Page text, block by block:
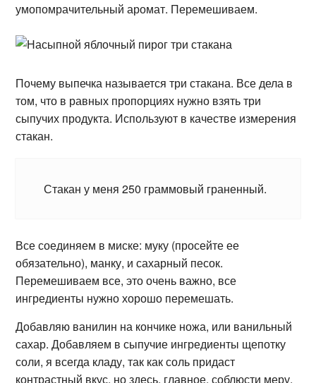
умопомрачительный аромат. Перемешиваем.
Почему выпечка называется три стакана. Все дела в
том, что в равных пропорциях нужно взять три
сыпучих продукта. Используют в качестве измерения
стакан.
Стакан у меня 250 граммовый граненный.
Все соединяем в миске: муку (просейте ее
обязательно), манку, и сахарный песок.
Перемешиваем все, это очень важно, все
ингредиенты нужно хорошо перемешать.
Добавляю ванилин на кончике ножа, или ванильный
сахар. Добавляем в сыпучие ингредиенты щепотку
соли, я всегда кладу, так как соль придаст
контрастный вкус, но здесь, главное, соблюсти меру.